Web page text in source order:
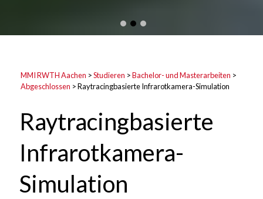
MMI RWTH Aachen >Studieren >Bachelor- und Masterarbeiten >
Abgeschlossen >Raytracingbasierte Infrarotkamera-Simulation
Raytracingbasierte
Infrarotkamera-
Simulation